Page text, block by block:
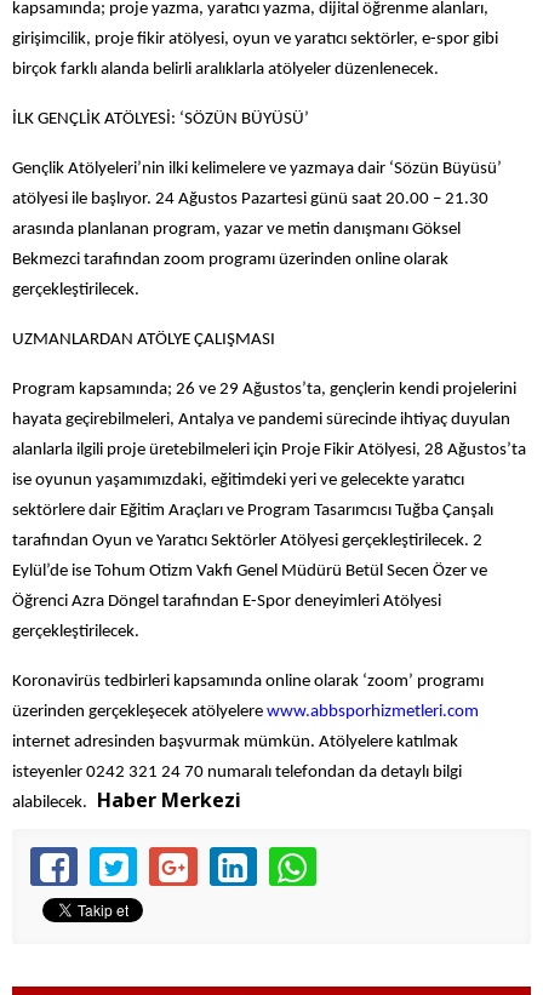
kapsamında; proje yazma, yaratıcı yazma, dijital öğrenme alanları,
girişimcilik, proje fikir atölyesi, oyun ve yaratıcı sektörler, e-spor gibi
birçok farklı alanda belirli aralıklarla atölyeler düzenlenecek.
İLK GENÇLİK ATÖLYESİ: ‘SÖZÜN BÜYÜSÜ’
Gençlik Atölyeleri’nin ilki kelimelere ve yazmaya dair ‘Sözün Büyüsü’
atölyesi ile başlıyor. 24 Ağustos Pazartesi günü saat 20.00 – 21.30
arasında planlanan program, yazar ve metin danışmanı Göksel
Bekmezci tarafından zoom programı üzerinden online olarak
gerçekleştirilecek.
UZMANLARDAN ATÖLYE ÇALIŞMASI
Program kapsamında; 26 ve 29 Ağustos’ta, gençlerin kendi projelerini
hayata geçirebilmeleri, Antalya ve pandemi sürecinde ihtiyaç duyulan
alanlarla ilgili proje üretebilmeleri için Proje Fikir Atölyesi, 28 Ağustos’ta
ise oyunun yaşamımızdaki, eğitimdeki yeri ve gelecekte yaratıcı
sektörlere dair Eğitim Araçları ve Program Tasarımcısı Tuğba Çanşalı
tarafından Oyun ve Yaratıcı Sektörler Atölyesi gerçekleştirilecek. 2
Eylül’de ise Tohum Otizm Vakfı Genel Müdürü Betül Secen Özer ve
Öğrenci Azra Döngel tarafından E-Spor deneyimleri Atölyesi
gerçekleştirilecek.
Koronavirüs tedbirleri kapsamında online olarak ‘zoom’ programı
üzerinden gerçekleşecek atölyelere www.abbsporhizmetleri.com
internet adresinden başvurmak mümkün. Atölyelere katılmak
isteyenler 0242 321 24 70 numaralı telefondan da detaylı bilgi
alabilecek.
Haber Merkezi